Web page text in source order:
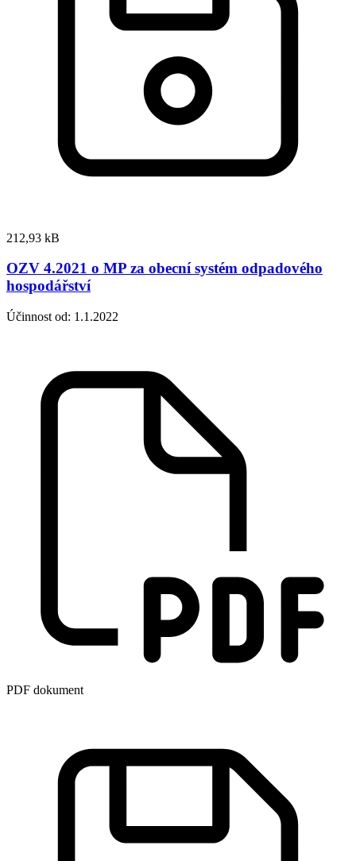
212,93 kB
OZV 4.2021 o MP za obecní systém odpadového
hospodářství
Účinnost od: 1.1.2022
PDF dokument